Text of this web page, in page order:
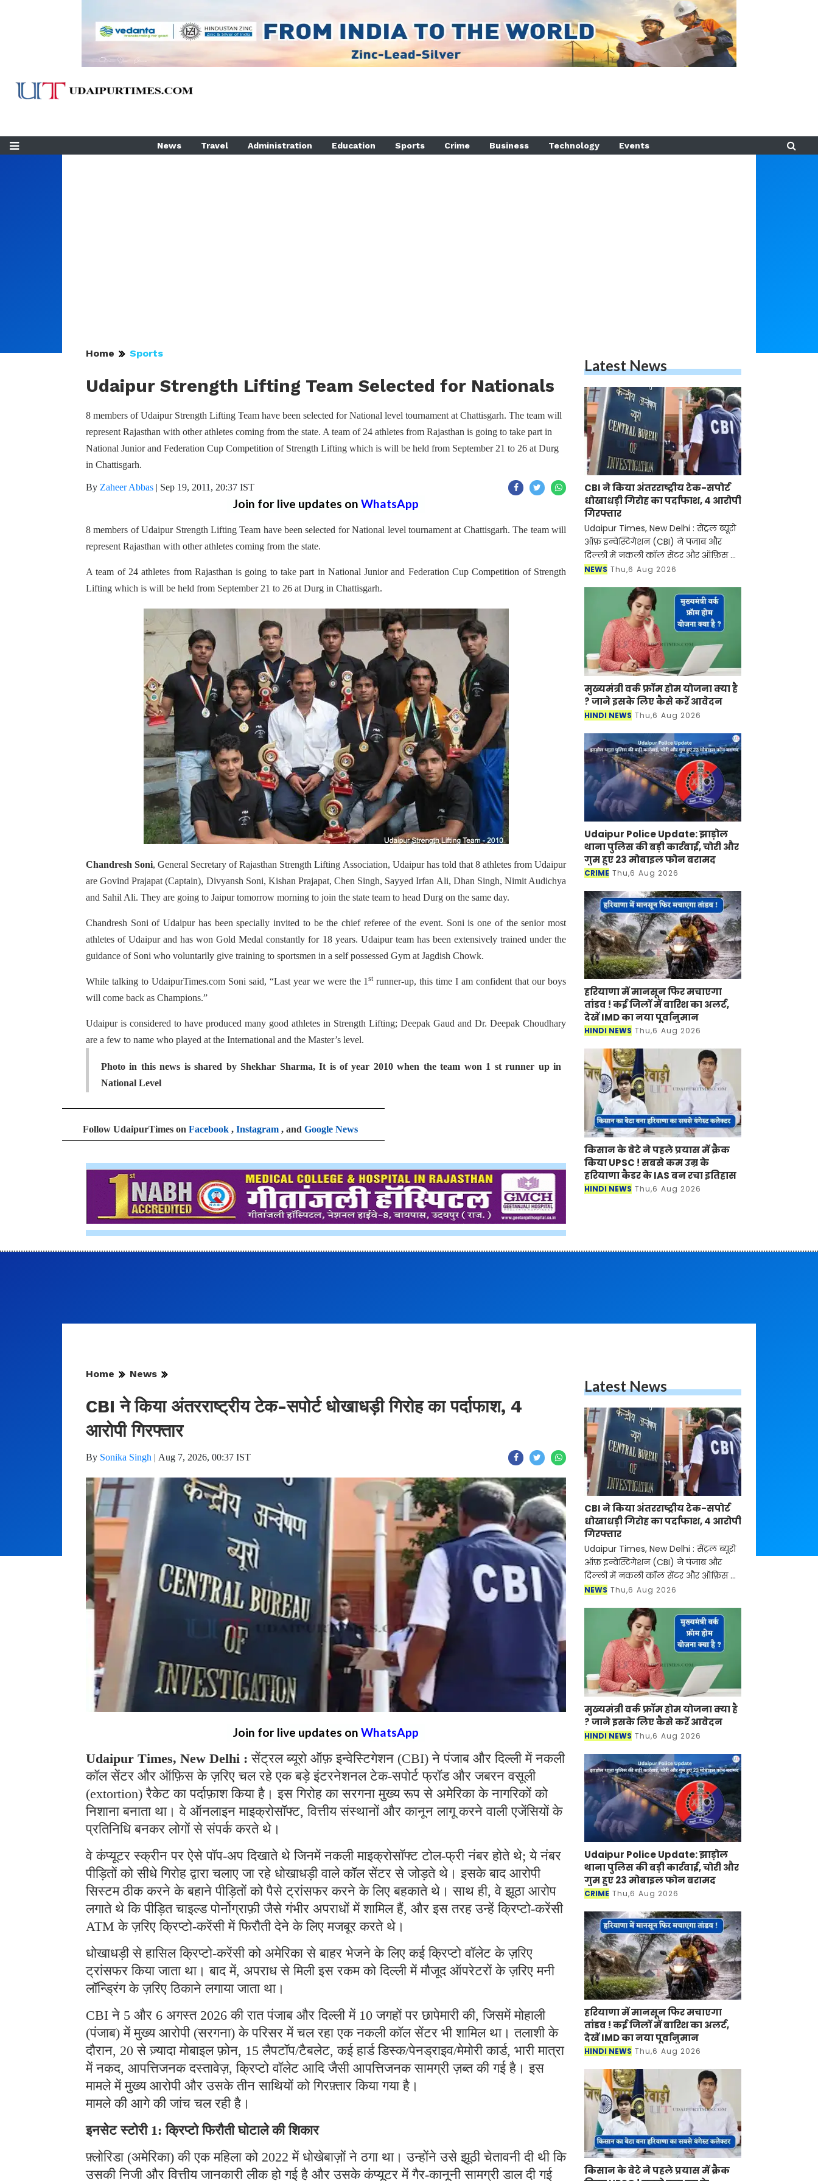
News Travel Administration Education Sports Crime Business Technology Events
Home Sports
Udaipur Strength Lifting Team Selected for Nationals
8 members of Udaipur Strength Lifting Team have been selected for National level tournament at Chattisgarh. The team will
represent Rajasthan with other athletes coming from the state. A team of 24 athletes from Rajasthan is going to take part in
National Junior and Federation Cup Competition of Strength Lifting which is will be held from September 21 to 26 at Durg
in Chattisgarh.
By Zaheer Abbas | Sep 19, 2011, 20:37 IST
Join for live updates on WhatsApp
8 members of Udaipur Strength Lifting Team have been selected for National level tournament at Chattisgarh. The team will
represent Rajasthan with other athletes coming from the state.
A team of 24 athletes from Rajasthan is going to take part in National Junior and Federation Cup Competition of Strength
Lifting which is will be held from September 21 to 26 at Durg in Chattisgarh.
Chandresh Soni, General Secretary of Rajasthan Strength Lifting Association, Udaipur has told that 8 athletes from Udaipur
are Govind Prajapat (Captain), Divyansh Soni, Kishan Prajapat, Chen Singh, Sayyed Irfan Ali, Dhan Singh, Nimit Audichya
and Sahil Ali. They are going to Jaipur tomorrow morning to join the state team to head Durg on the same day.
Chandresh Soni of Udaipur has been specially invited to be the chief referee of the event. Soni is one of the senior most
athletes of Udaipur and has won Gold Medal constantly for 18 years. Udaipur team has been extensively trained under the
guidance of Soni who voluntarily give training to sportsmen in a self possessed Gym at Jagdish Chowk.
While talking to UdaipurTimes.com Soni said, “Last year we were the 1st runner-up, this time I am confident that our boys
will come back as Champions.”
Udaipur is considered to have produced many good athletes in Strength Lifting; Deepak Gaud and Dr. Deepak Choudhary
are a few to name who played at the International and the Master’s level.
Photo in this news is shared by Shekhar Sharma, It is of year 2010 when the team won 1 st runner up in
National Level
Follow UdaipurTimes on Facebook , Instagram , and Google News
Latest News
CBI ने किया अंतरराष्ट्रीय टेक-सपोर्ट
धोखाधड़ी गिरोह का पर्दाफाश, 4 आरोपी
गिरफ्तार
Udaipur Times, New Delhi : सेंट्रल ब्यूरो
ऑफ़ इन्वेस्टिगेशन (CBI) ने पंजाब और
दिल्ली में नकली कॉल सेंटर और ऑफ़िस के
ज़रिए चल रहे एक बड़े इंटरनेशनल टेक-
NEWS Thu,6 Aug 2026
मुख्यमंत्री वर्क फ्रॉम होम योजना क्या है
? जाने इसके लिए कैसे करें आवेदन
HINDI NEWS Thu,6 Aug 2026
Udaipur Police Update: झाड़ोल
थाना पुलिस की बड़ी कार्रवाई, चोरी और
गुम हुए 23 मोबाइल फोन बरामद
CRIME Thu,6 Aug 2026
हरियाणा में मानसून फिर मचाएगा
तांडव ! कई जिलों में बारिश का अलर्ट,
देखें IMD का नया पूर्वानुमान
HINDI NEWS Thu,6 Aug 2026
किसान के बेटे ने पहले प्रयास में क्रैक
किया UPSC ! सबसे कम उम्र के
हरियाणा कैडर के IAS बन रचा इतिहास
HINDI NEWS Thu,6 Aug 2026
Home News
CBI ने किया अंतरराष्ट्रीय टेक-सपोर्ट धोखाधड़ी गिरोह का पर्दाफाश, 4
आरोपी गिरफ्तार
By Sonika Singh | Aug 7, 2026, 00:37 IST
Join for live updates on WhatsApp
Udaipur Times, New Delhi :सेंट्रल ब्यूरो ऑफ़ इन्वेस्टिगेशन (CBI) ने पंजाब और दिल्ली में नकली
कॉल सेंटर और ऑफ़िस के ज़रिए चल रहे एक बड़े इंटरनेशनल टेक-सपोर्ट फ्रॉड और जबरन वसूली
(extortion) रैकेट का पर्दाफ़ाश किया है। इस गिरोह का सरगना मुख्य रूप से अमेरिका के नागरिकों को
निशाना बनाता था। वे ऑनलाइन माइक्रोसॉफ्ट, वित्तीय संस्थानों और कानून लागू करने वाली एजेंसियों के
प्रतिनिधि बनकर लोगों से संपर्क करते थे।
वे कंप्यूटर स्क्रीन पर ऐसे पॉप-अप दिखाते थे जिनमें नकली माइक्रोसॉफ्ट टोल-फ्री नंबर होते थे; ये नंबर
पीड़ितों को सीधे गिरोह द्वारा चलाए जा रहे धोखाधड़ी वाले कॉल सेंटर से जोड़ते थे। इसके बाद आरोपी
सिस्टम ठीक करने के बहाने पीड़ितों को पैसे ट्रांसफर करने के लिए बहकाते थे। साथ ही, वे झूठा आरोप
लगाते थे कि पीड़ित चाइल्ड पोर्नोग्राफ़ी जैसे गंभीर अपराधों में शामिल हैं, और इस तरह उन्हें क्रिप्टो-करेंसी
ATM के ज़रिए क्रिप्टो-करेंसी में फिरौती देने के लिए मजबूर करते थे।
धोखाधड़ी से हासिल क्रिप्टो-करेंसी को अमेरिका से बाहर भेजने के लिए कई क्रिप्टो वॉलेट के ज़रिए
ट्रांसफर किया जाता था। बाद में, अपराध से मिली इस रकम को दिल्ली में मौजूद ऑपरेटरों के ज़रिए मनी
लॉन्ड्रिंग के ज़रिए ठिकाने लगाया जाता था।
CBI ने 5 और 6 अगस्त 2026 की रात पंजाब और दिल्ली में 10 जगहों पर छापेमारी की, जिसमें मोहाली
(पंजाब) में मुख्य आरोपी (सरगना) के परिसर में चल रहा एक नकली कॉल सेंटर भी शामिल था। तलाशी के
दौरान, 20 से ज़्यादा मोबाइल फ़ोन, 15 लैपटॉप/टैबलेट, कई हार्ड डिस्क/पेनड्राइव/मेमोरी कार्ड, भारी मात्रा
में नकद, आपत्तिजनक दस्तावेज़, क्रिप्टो वॉलेट आदि जैसी आपत्तिजनक सामग्री ज़ब्त की गई है। इस
मामले में मुख्य आरोपी और उसके तीन साथियों को गिरफ़्तार किया गया है।
मामले की आगे की जांच चल रही है।
इनसेट स्टोरी 1: क्रिप्टो फिरौती घोटाले की शिकार
फ़्लोरिडा (अमेरिका) की एक महिला को 2022 में धोखेबाज़ों ने ठगा था। उन्होंने उसे झूठी चेतावनी दी थी कि
उसकी निजी और वित्तीय जानकारी लीक हो गई है और उसके कंप्यूटर में गैर-कानूनी सामग्री डाल दी गई
Latest News
CBI ने किया अंतरराष्ट्रीय टेक-सपोर्ट
धोखाधड़ी गिरोह का पर्दाफाश, 4 आरोपी
गिरफ्तार
Udaipur Times, New Delhi : सेंट्रल ब्यूरो
ऑफ़ इन्वेस्टिगेशन (CBI) ने पंजाब और
दिल्ली में नकली कॉल सेंटर और ऑफ़िस के
ज़रिए चल रहे एक बड़े इंटरनेशनल टेक-
NEWS Thu,6 Aug 2026
मुख्यमंत्री वर्क फ्रॉम होम योजना क्या है
? जाने इसके लिए कैसे करें आवेदन
HINDI NEWS Thu,6 Aug 2026
Udaipur Police Update: झाड़ोल
थाना पुलिस की बड़ी कार्रवाई, चोरी और
गुम हुए 23 मोबाइल फोन बरामद
CRIME Thu,6 Aug 2026
हरियाणा में मानसून फिर मचाएगा
तांडव ! कई जिलों में बारिश का अलर्ट,
देखें IMD का नया पूर्वानुमान
HINDI NEWS Thu,6 Aug 2026
किसान के बेटे ने पहले प्रयास में क्रैक